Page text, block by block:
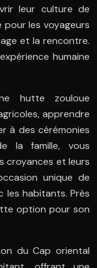
leur culture de
pour les voyageurs
et la rencontre.
humaine
hutte zouloue
apprendre
à des cérémonies
la famille, vous
croyances et leurs
unique de
les habitants. Près
option pour son
du Cap oriental